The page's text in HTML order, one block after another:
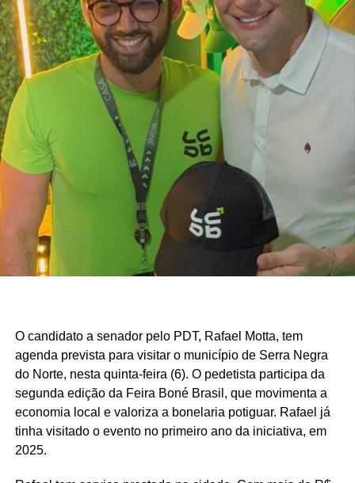
Habitação e Assistência Social, comandada pela
secretária Suzete Pereira, tem contribuído para fortalecer
ações de inclusão social, qualificação e
acompanhamento das famílias, favorecendo a autonomia
financeira e reduzindo a dependência de programas de
transferência de renda.
O estudo também aponta que outros municípios da região
do Seridó, como Ouro Branco, Cruzeta, Jardim do Seridó
e Acari, apresentam indicadores semelhantes em razão
da combinação entre atividade industrial, pecuária
leiteira, comércio, setor público e indicadores de
desenvolvimento humano superiores aos registrados em
boa parte do interior potiguar.
O candidato a senador pelo PDT, Rafael Motta, tem
agenda prevista para visitar o município de Serra Negra
do Norte, nesta quinta-feira (6). O pedetista participa da
segunda edição da Feira Boné Brasil, que movimenta a
economia local e valoriza a bonelaria potiguar. Rafael já
tinha visitado o evento no primeiro ano da iniciativa, em
2025.